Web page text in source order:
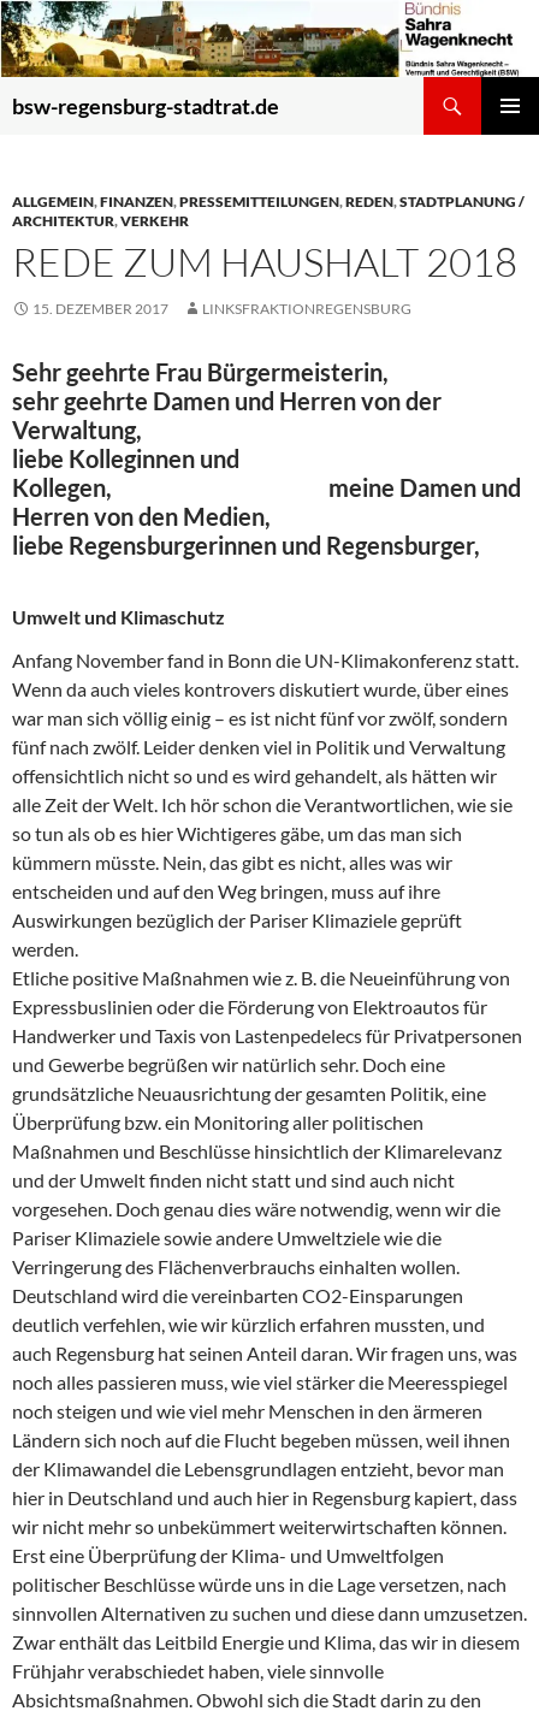
Zum
Inhalt
springen
bsw-regensburg-stadtrat.de
ALLGEMEIN,FINANZEN,PRESSEMITTEILUNGEN,REDEN,STADTPLANUNG /
ARCHITEKTUR,VERKEHR
REDE ZUM HAUSHALT 2018
15. DEZEMBER 2017 LINKSFRAKTIONREGENSBURG
Sehr geehrte Frau Bürgermeisterin,
sehr geehrte Damen und Herren von der
Verwaltung,
liebe Kolleginnen und
Kollegen, meine Damen und
Herren von den Medien,
liebe Regensburgerinnen und Regensburger,
Umwelt und Klimaschutz
Anfang November fand in Bonn die UN-Klimakonferenz statt.
Wenn da auch vieles kontrovers diskutiert wurde, über eines
war man sich völlig einig – es ist nicht fünf vor zwölf, sondern
fünf nach zwölf. Leider denken viel in Politik und Verwaltung
offensichtlich nicht so und es wird gehandelt, als hätten wir
alle Zeit der Welt. Ich hör schon die Verantwortlichen, wie sie
so tun als ob es hier Wichtigeres gäbe, um das man sich
kümmern müsste. Nein, das gibt es nicht, alles was wir
entscheiden und auf den Weg bringen, muss auf ihre
Auswirkungen bezüglich der Pariser Klimaziele geprüft
werden.
Etliche positive Maßnahmen wie z. B. die Neueinführung von
Expressbuslinien oder die Förderung von Elektroautos für
Handwerker und Taxis von Lastenpedelecs für Privatpersonen
und Gewerbe begrüßen wir natürlich sehr. Doch eine
grundsätzliche Neuausrichtung der gesamten Politik, eine
Überprüfung bzw. ein Monitoring aller politischen
Maßnahmen und Beschlüsse hinsichtlich der Klimarelevanz
und der Umwelt finden nicht statt und sind auch nicht
vorgesehen. Doch genau dies wäre notwendig, wenn wir die
Pariser Klimaziele sowie andere Umweltziele wie die
Verringerung des Flächenverbrauchs einhalten wollen.
Deutschland wird die vereinbarten CO2-Einsparungen
deutlich verfehlen, wie wir kürzlich erfahren mussten, und
auch Regensburg hat seinen Anteil daran. Wir fragen uns, was
noch alles passieren muss, wie viel stärker die Meeresspiegel
noch steigen und wie viel mehr Menschen in den ärmeren
Ländern sich noch auf die Flucht begeben müssen, weil ihnen
der Klimawandel die Lebensgrundlagen entzieht, bevor man
hier in Deutschland und auch hier in Regensburg kapiert, dass
wir nicht mehr so unbekümmert weiterwirtschaften können.
Erst eine Überprüfung der Klima- und Umweltfolgen
politischer Beschlüsse würde uns in die Lage versetzen, nach
sinnvollen Alternativen zu suchen und diese dann umzusetzen.
Zwar enthält das Leitbild Energie und Klima, das wir in diesem
Frühjahr verabschiedet haben, viele sinnvolle
Absichtsmaßnahmen. Obwohl sich die Stadt darin zu den